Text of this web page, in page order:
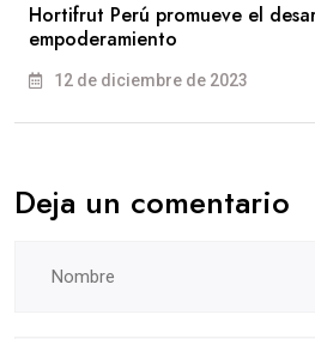
Hortifrut Perú promueve el
empoderamiento
12 de diciembre de 2023
Deja un comentario